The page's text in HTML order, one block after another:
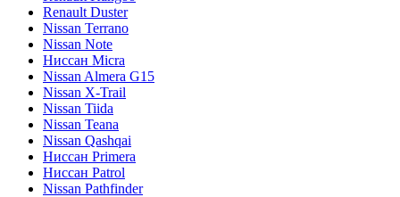
Renault Duster
Nissan Terrano
Nissan Note
Ниссан Micra
Nissan Almera G15
Nissan X-Trail
Nissan Tiida
Nissan Teana
Nissan Qashqai
Ниссан Primera
Ниссан Patrol
Nissan Pathfinder